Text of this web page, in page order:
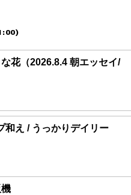
花（2026.8.4 朝エッセイ/
和え / うっかりデイリー